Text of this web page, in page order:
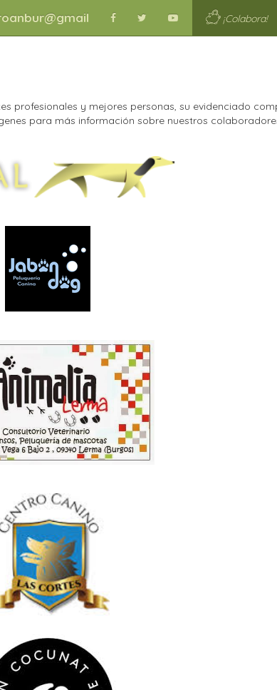
¡Colabora!
profesionales y mejores personas, su evidenciado
para más información sobre nuestros